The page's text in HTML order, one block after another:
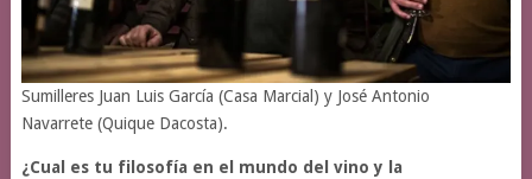
Sumilleres Juan Luis García (Casa Marcial) y José Antonio
Navarrete (Quique Dacosta).
¿Cual es tu filosofía en el mundo del vino y la